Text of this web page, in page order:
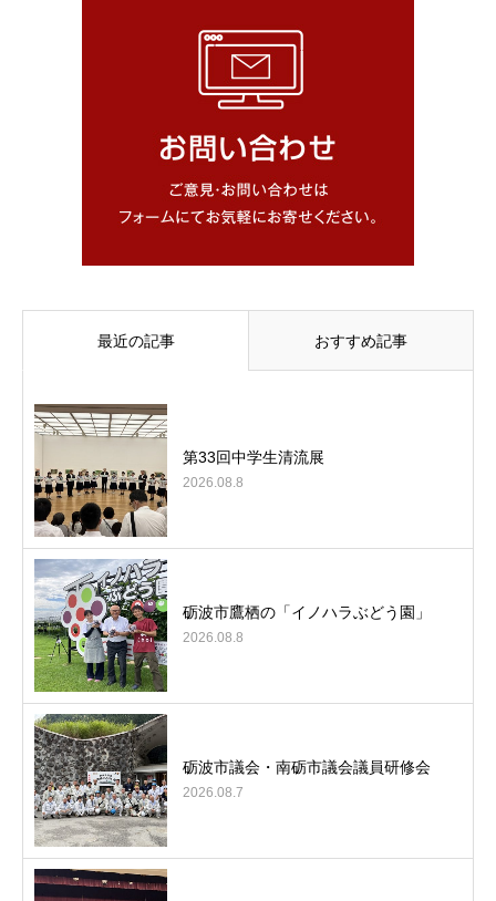
最近の記事 おすすめ記事
第33回中学生清流展
2026.08.8
砺波市鷹栖の「イノハラぶどう園」
2026.08.8
砺波市議会・南砺市議会議員研修会
2026.08.7